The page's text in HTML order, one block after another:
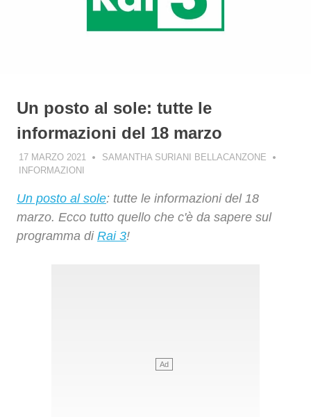
Un posto al sole: tutte le
informazioni del 18 marzo
17 MARZO 2021
SAMANTHA SURIANI BELLACANZONE
INFORMAZIONI
Un posto al sole: tutte le informazioni del 18
marzo. Ecco tutto quello che c'è da sapere sul
programma di Rai 3!